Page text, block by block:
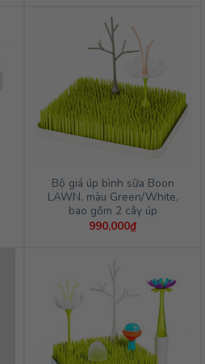
Bộ giá úp bình sữa Boon
LAWN, màu Green/White,
bao gồm 2 cây úp
990,000₫